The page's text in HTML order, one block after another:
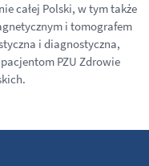
całej Polski, w tym także
i tomografem
i diagnostyczna,
PZU Zdrowie